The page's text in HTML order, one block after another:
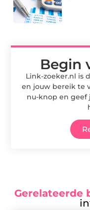
Begin
Link-zoeker.nl is
en jouw bereik te
nu-knop en
Gerelateerde